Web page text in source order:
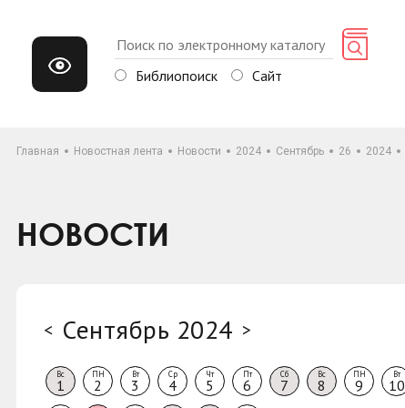
Библиопоиск Сайт
Главная Новостная лента Новости 2024 Сентябрь 26 2024
НОВОСТИ
< Сентябрь 2024 >
Вс
1
ПН
2
Вт
3
Ср
4
Чт
5
Пт
6
Сб
7
Вс
8
ПН
9
Вт
10